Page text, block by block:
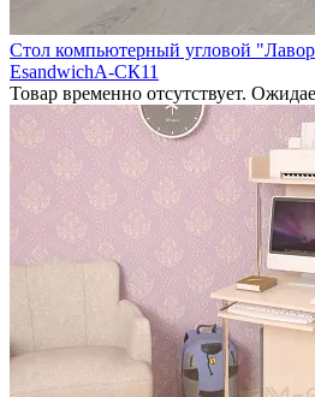
Стол компьютерный угловой
EsandwichA-СК11
Товар временно отсутствует.